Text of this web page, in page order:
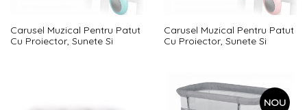
Carusel Muzical Pentru Patut
Cu Proiector, Sunete Si
Carusel Muzical Pentru Patut
Cu Proiector, Sunete Si
NOU